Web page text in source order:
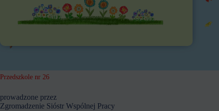
Przedszkole nr 26
prowadzone przez
Zgromadzenie Sióstr Wspólnej Pracy